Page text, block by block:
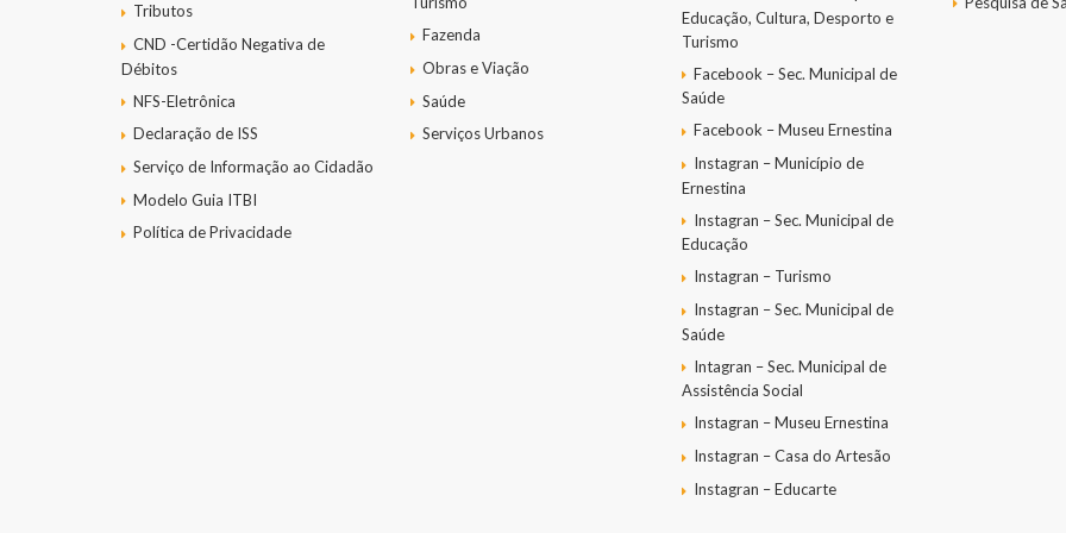
Tributos
CND -Certidão Negativa de
Débitos
NFS-Eletrônica
Declaração de ISS
Serviço de Informação ao Cidadão
Modelo Guia ITBI
Política de Privacidade
Fazenda
Obras e Viação
Saúde
Serviços Urbanos
Educação, Cultura, Desporto e
Turismo
Facebook – Sec. Municipal de
Saúde
Facebook – Museu Ernestina
Instagran – Município de
Ernestina
Instagran – Sec. Municipal de
Educação
Instagran – Turismo
Instagran – Sec. Municipal de
Saúde
Intagran – Sec. Municipal de
Assistência Social
Instagran – Museu Ernestina
Instagran – Casa do Artesão
Instagran – Educarte